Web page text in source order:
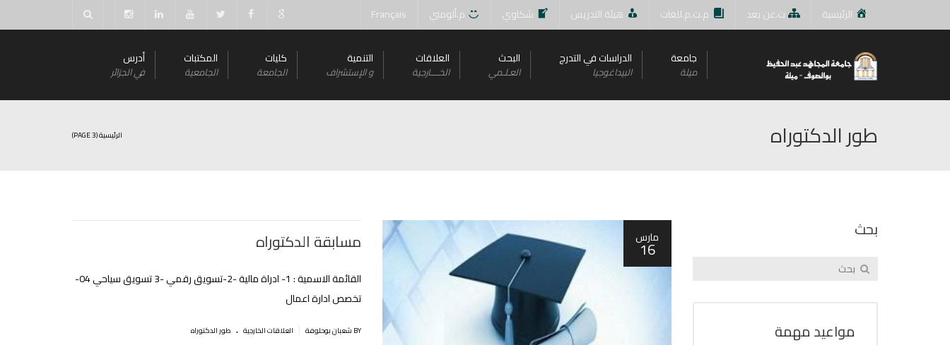
الرئيسية ت.عن بعد م.ت.م.للغات هيئة التدريس شكاوي م.ألومني Français
جامعة
ميلة
الدراسات في التدرج
البيداغوجيا
البحث
العـلـمي
العلاقات
الخــــارجية
التنمية
و اﻹستشراف
كليات
الجامعة
المكتبات
الجامعية
أدرس
في الجزائر
طور الدكتوراه الرئيسية(PAGE 3)
مارس
16 مسابقة الدكتوراه
القائمة الاسمية : 1- ادراة مالية -2-تسويق رقمي -3 تسويق سياحي 04-
تخصص ادارة اعمال
BY شعبان بوحلوفة العلاقات الخارجية . طور الدكتوراه
بحث
مواعيد مهمة